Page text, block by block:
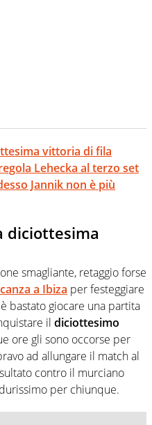
vittoria di fila
Lehecka al terzo set
Jannik non è più
diciottesima
smagliante, retaggio forse
a Ibiza per festeggiare
bastato giocare una partita
il diciottesimo
ore gli sono occorse per
ad allungare il match al
contro il murciano
per chiunque.